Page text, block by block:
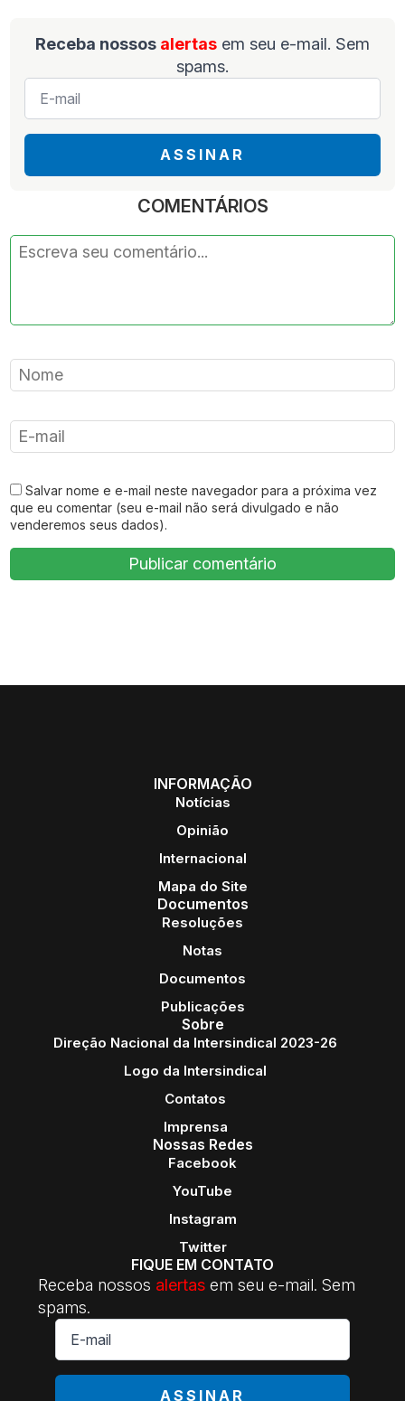
Receba nossos alertas em seu e-mail. Sem
spams.
E-
mail
ASSINAR
COMENTÁRIOS
Salvar nome e e-mail neste navegador para a próxima vez
que eu comentar (seu e-mail não será divulgado e não
venderemos seus dados).
INFORMAÇÃO
Notícias
Opinião
Internacional
Mapa do Site
Documentos
Resoluções
Notas
Documentos
Publicações
Sobre
Direção Nacional da Intersindical 2023-26
Logo da Intersindical
Contatos
Imprensa
Nossas Redes
Facebook
YouTube
Instagram
Twitter
FIQUE EM CONTATO
Receba nossos alertas em seu e-mail. Sem
spams.
E-
mail
ASSINAR